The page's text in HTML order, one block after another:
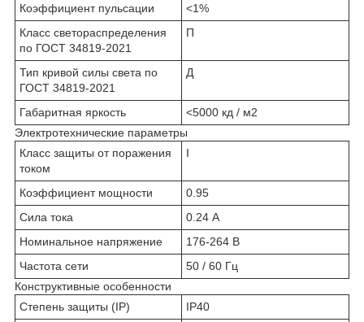
Коэффициент пульсации
<1%
Класс светораспределения
по ГОСТ 34819-2021
П
Тип кривой силы света по
ГОСТ 34819-2021
Д
Габаритная яркость
<5000 кд / м2
Электротехнические параметры
Класс защиты от поражения
током
I
Коэффициент мощности
0.95
Сила тока
0.24 А
Номинальное напряжение
176-264 В
Частота сети
50 / 60 Гц
Конструктивные особенности
Степень защиты (IP)
IP40